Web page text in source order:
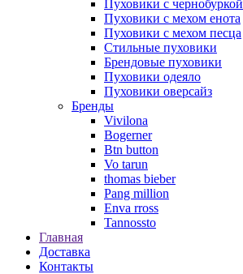
Пуховики с чернобуркой
Пуховики с мехом енота
Пуховики с мехом песца
Стильные пуховики
Брендовые пуховики
Пуховики одеяло
Пуховики оверсайз
Бренды
Vivilona
Bogerner
Btn button
Vo tarun
thomas bieber
Pang million
Enva rross
Tannossto
Главная
Доставка
Контакты